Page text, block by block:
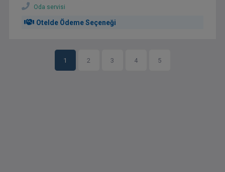
Oda servisi
Otelde Ödeme Seçeneği
1 2 3 4 5